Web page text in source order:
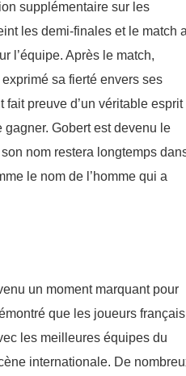
supplémentaire sur les
les demi-finales et le match
l’équipe. Après le match,
sa fierté envers ses
fait preuve d’un véritable esprit
gagner. Gobert est devenu le
nom restera longtemps
le nom de l’homme qui a
un moment marquant pour
que les joueurs français
les meilleures équipes du
internationale. De